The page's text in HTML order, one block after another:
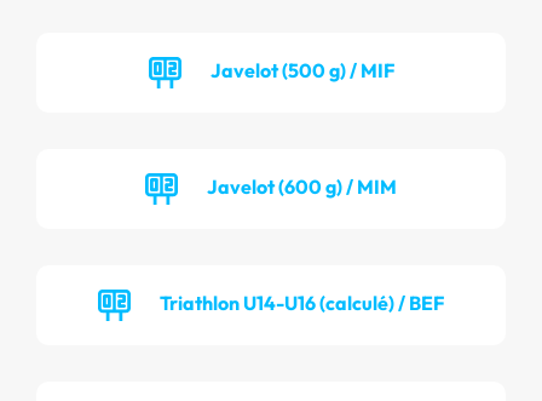
Javelot (500 g) / MIF
Javelot (600 g) / MIM
Triathlon U14-U16 (calculé) / BEF